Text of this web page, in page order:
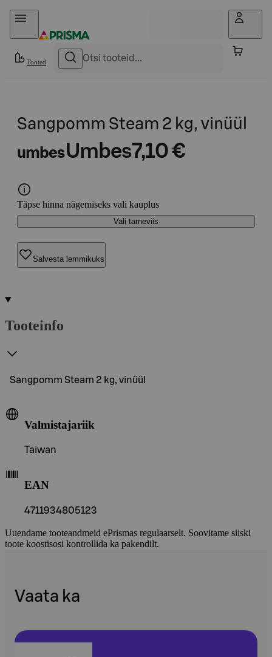
Otse sisu juurde
Tooted
Sangpomm Steam 2 kg, vinüül
umbesUmbes7,10 €
Täpse hinna nägemiseks vali kauplus
Vali tarneviis
Salvesta lemmikuks
Tooteinfo
Sangpomm Steam 2 kg, vinüül
Valmistajariik
Taiwan
EAN
4711934805123
Uuendame tooteandmeid ePrismas regulaarselt. Soovitame siiski
toote koostisosi kontrollida ka pakendilt.
Vaata ka